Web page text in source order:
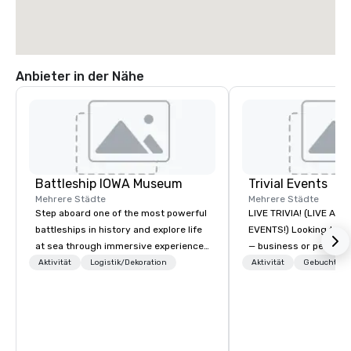
Anbieter in der Nähe
Battleship IOWA Museum
Mehrere Städte
Step aboard one of the most powerful
battleships in history and explore life
at sea through immersive experiences
designed for all ages. From self-
Aktivität Logistik/Dekoration
Trivial Events
Mehrere Städte
LIVE TRIVIA! (LIVE AND
EVENTS!) Looking to bring your group
— business or
and have some fun?
Aktivität Gebuchte